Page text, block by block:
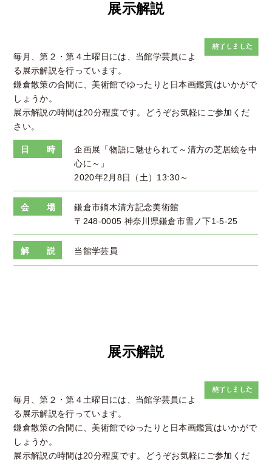
展示解説
毎月、第２・第４土曜日には、当館学芸員によ
る展示解説を行っています。
鎌倉散策の合間に、美術館でゆったりと日本画鑑賞はいかがで
しょうか。
展示解説の時間は20分程度です。どうぞお気軽にご参加くだ
さい。
日 時
企画展「物語に魅せられて～清方の芝居絵を中
心に～」
2020年2月8日（土）13:30～
会 場
鎌倉市鏑木清方記念美術館
〒248-0005 神奈川県鎌倉市雪ノ下1-5-25
解 説 当館学芸員
展示解説
毎月、第２・第４土曜日には、当館学芸員によ
る展示解説を行っています。
鎌倉散策の合間に、美術館でゆったりと日本画鑑賞はいかがで
しょうか。
展示解説の時間は20分程度です。どうぞお気軽にご参加くだ